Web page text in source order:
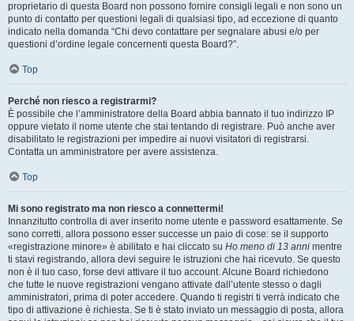
proprietario di questa Board non possono fornire consigli legali e non sono un
punto di contatto per questioni legali di qualsiasi tipo, ad eccezione di quanto
indicato nella domanda “Chi devo contattare per segnalare abusi e/o per
questioni d’ordine legale concernenti questa Board?”.
Top
Perché non riesco a registrarmi?
È possibile che l’amministratore della Board abbia bannato il tuo indirizzo IP
oppure vietato il nome utente che stai tentando di registrare. Può anche aver
disabilitato le registrazioni per impedire ai nuovi visitatori di registrarsi.
Contatta un amministratore per avere assistenza.
Top
Mi sono registrato ma non riesco a connettermi!
Innanzitutto controlla di aver inserito nome utente e password esattamente. Se
sono corretti, allora possono esser successe un paio di cose: se il supporto
«registrazione minore» è abilitato e hai cliccato su Ho meno di 13 anni mentre
ti stavi registrando, allora devi seguire le istruzioni che hai ricevuto. Se questo
non è il tuo caso, forse devi attivare il tuo account. Alcune Board richiedono
che tutte le nuove registrazioni vengano attivate dall’utente stesso o dagli
amministratori, prima di poter accedere. Quando ti registri ti verrà indicato che
tipo di attivazione è richiesta. Se ti è stato inviato un messaggio di posta, allora